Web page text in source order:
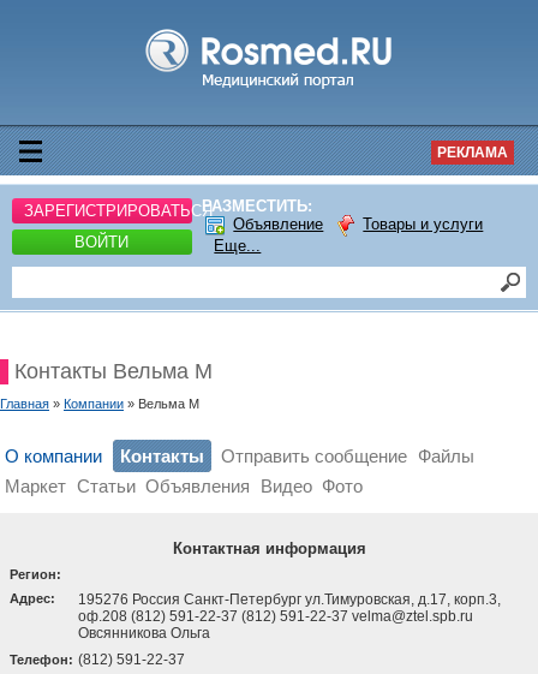
РЕКЛАМА
ЗАРЕГИСТРИРОВАТЬСЯ
ВОЙТИ
РАЗМЕСТИТЬ:
Объявление
Товары и услуги
Еще...
Контакты Вельма М
Главная » Компании » Вельма М
О компании Контакты Отправить сообщение Файлы
Маркет Статьи Объявления Видео Фото
Контактная информация
Регион:
Адрес:
195276 Россия Санкт-Петербург ул.Тимуровская, д.17, корп.3,
оф.208 (812) 591-22-37 (812) 591-22-37 velma@ztel.spb.ru
Овсянникова Ольга
Телефон: (812) 591-22-37